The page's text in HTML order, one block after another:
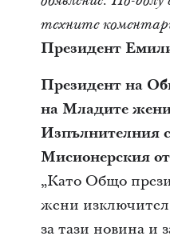
техните
Президент
Президент на
на Младите
Изпълнителния
Мисионерския
„Като Общо
жени
за тази новина и